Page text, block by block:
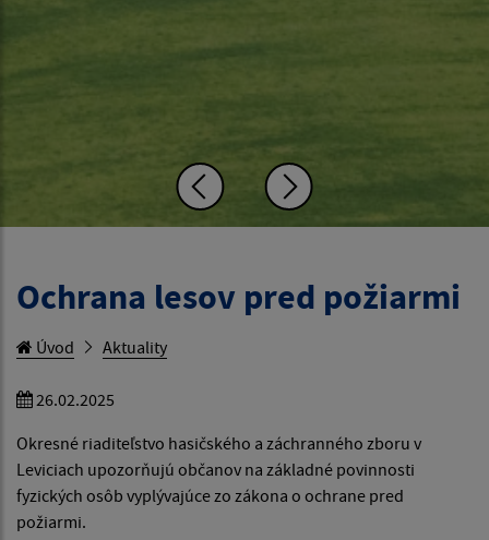
Ochrana lesov pred požiarmi
Úvod Aktuality
26.02.2025
Okresné riaditeľstvo hasičského a záchranného zboru v
Leviciach upozorňujú občanov na základné povinnosti
fyzických osôb vyplývajúce zo zákona o ochrane pred
požiarmi.